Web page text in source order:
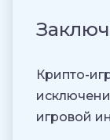
Крипто-
игровой